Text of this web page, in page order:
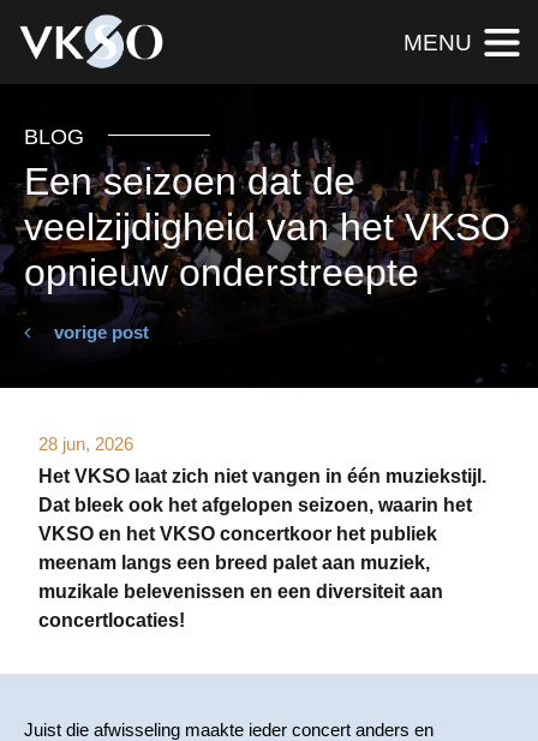
MENU
BLOG
Een seizoen dat de
veelzijdigheid van het VKSO
opnieuw onderstreepte
vorige post
28 jun, 2026
Het VKSO laat zich niet vangen in één muziekstijl.
Dat bleek ook het afgelopen seizoen, waarin het
VKSO en het VKSO concertkoor het publiek
meenam langs een breed palet aan muziek,
muzikale belevenissen en een diversiteit aan
concertlocaties!
Juist die afwisseling maakte ieder concert anders en